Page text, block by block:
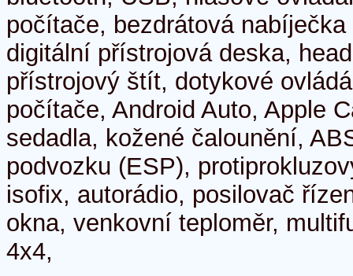
počítače, bezdrátová
digitální přístrojová deska,
přístrojový štít, dotykové
počítače, Android Auto, Apple
sedadla, kožené čalounění,
podvozku (ESP),
isofix, autorádio, posilovač
okna, venkovní teploměr,
4x4,